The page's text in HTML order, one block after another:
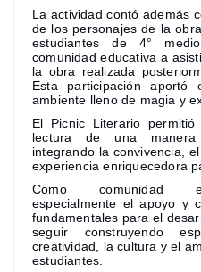
La actividad contó además
de los personajes de la
estudiantes de 4°
comunidad educativa a
la obra realizada
Esta participación aportó
ambiente lleno de magia y
El Picnic Literario
lectura de una manera
integrando la convivencia,
experiencia enriquecedora
Como comunidad
especialmente el apoyo y
fundamentales para el
seguir construyendo
creatividad, la cultura y el
estudiantes.